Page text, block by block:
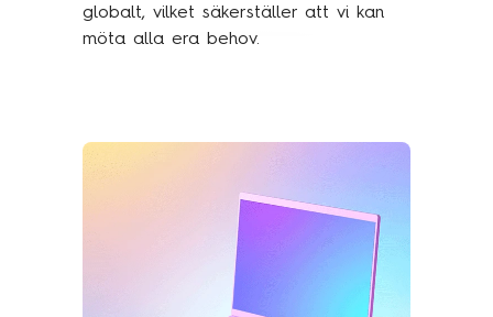
globalt, vilket säkerställer att vi kan
möta alla era behov.